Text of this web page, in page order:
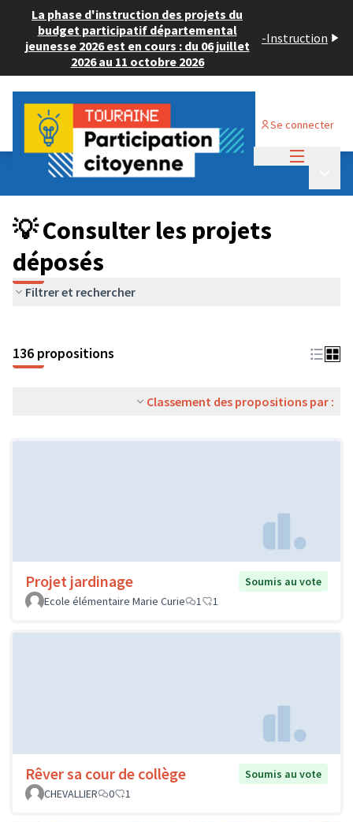
La phase d'instruction des projets du
budget participatif départemental
jeunesse 2026 est en cours : du 06 juillet
2026 au 11 octobre 2026
-Instruction
Se connecter
Budget Participatif JEUNESSE 2024
💡 Consulter les projets déposés
💡 Consulter les projets
déposés
Filtrer et rechercher
136 propositions
Classement des propositions par :
Projet jardinage
Soumis au vote
Ecole élémentaire Marie Curie
1 1
Rêver sa cour de collège
Soumis au vote
CHEVALLIER
0 1